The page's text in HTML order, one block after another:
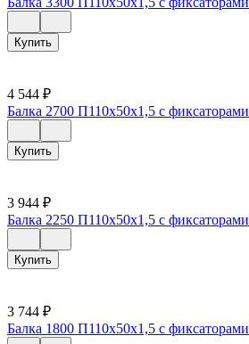
Купить
4 544 ₽
Балка 2700 П110х50х1,5 с фиксаторами
Купить
3 944 ₽
Балка 2250 П110х50х1,5 с фиксаторами
Купить
3 744 ₽
Балка 1800 П110х50х1,5 с фиксаторами